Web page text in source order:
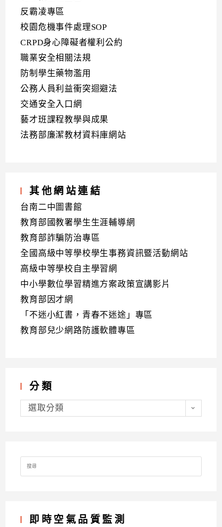
反霸凌專區
校園危機事件處理SOP
CRPD身心障礙者權利公約
職業安全相關法規
防制學生藥物濫用
公務人員利益衝突迴避法
交通安全入口網
藝才班課程教學與成果
法務部廉潔教材資料庫網站
其他網站連結
台南二中圖書館
教育部國教署學生生涯輔導網
教育部詐騙防治專區
全國高級中等學校學生事務資訊暨活動網站
高級中等學校自主學習網
中小學數位學習精進方案政策宣講影片
教育部因才網
「不迷小紅書，青春不迷途」專區
教育部兒少網路防護軟體專區
分類
分
類選取分類
Search
for:
即時空氣品質監測